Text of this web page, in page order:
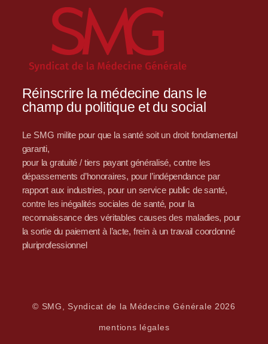
Réinscrire la médecine dans le
champ du politique et du social
Le SMG milite pour que la santé soit un droit fondamental
garanti,
pour la gratuité / tiers payant généralisé, contre les
dépassements d’honoraires, pour l’indépendance par
rapport aux industries, pour un service public de santé,
contre les inégalités sociales de santé, pour la
reconnaissance des véritables causes des maladies, pour
la sortie du paiement à l’acte, frein à un travail coordonné
pluriprofessionnel
© SMG, Syndicat de la Médecine Générale 2026
mentions légales